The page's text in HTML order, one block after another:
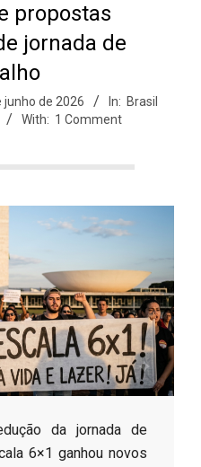
propostas
jornada de
junho de 2026 In: Brasil
With: 1 Comment
da jornada de
6×1 ganhou novos